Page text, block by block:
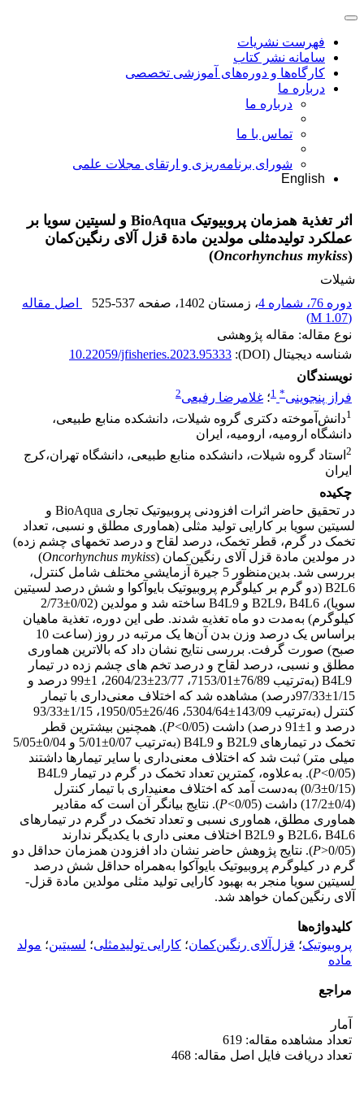
فهرست نشریات
سامانه نشر کتاب
کارگاه‌ها و دوره‌های آموزشی تخصصی
درباره ما
درباره ما
تماس با ما
شورای برنامه‌ریزی و ارتقای مجلات علمی
English
اثر تغذیة همزمان پروبیوتیک BioAqua و لسیتین سویا بر
عملکرد تولیدمثلی مولدین مادة قزل آلای رنگین‌کمان
(
Oncorhynchus mykiss
)
شیلات
دوره 76، شماره 4
، زمستان 1402 ، صفحه 525-537
اصل مقاله
(
1.07 M
)
نوع مقاله: مقاله پژوهشی
شناسه دیجیتال (DOI):
10.22059/jfisheries.2023.95333
نویسندگان
فراز پنجوینی*
1؛ غلامرضا رفیعی2
1دانش‌آموخته دکتری گروه شیلات، دانشکده منابع طبیعی،
دانشگاه ارومیه، ارومیه، ایران
2 استاد گروه شیلات، دانشکده منابع طبیعی، دانشگاه تهران،کرج
ایران
چکیده
در تحقیق حاضر اثرات افزودنی پروبیوتیک تجاری BioAqua و
لسیتین سویا بر کارایی تولید مثلی (هماوری مطلق و نسبی، تعداد
تخمک در گرم، قطر تخمک، درصد لقاح و درصد تخم­های چشم ­زده)
در مولدین مادة قزل­ آلای رنگین‌کمان (Oncorhynchus mykiss
)
بررسی شد. بدین‌منظور 5 جیرة آزمایشی مختلف شامل کنترل،
B2L6 (دو گرم بر کیلوگرم پروبیوتیک بایوآکوا و شش درصد لسیتین
سویا)، B2L9، B4L6 و B4L9 ساخته شد و مولدین (0/02±2/73
کیلوگرم) به‌مدت دو ماه تغذیه شدند. طی این دوره، تغذیة ماهیان
براساس یک درصد وزن بدن آن‌ها یک مرتبه در روز (ساعت 10
صبح) صورت گرفت. بررسی‌ نتایج نشان داد که بالاترین هماوری
مطلق و نسبی، درصد لقاح و درصد تخم ­های چشم­ زده در تیمار
B4L9 (به‌ترتیب 76/89±7153/01، 23/77±2604/23، 1±99 درصد و
1/15±97/33درصد) مشاهده شد که اختلاف معنی‌داری با تیمار
کنترل (به‌ترتیب 143/09±5304/64، 26/46±1950/05، 1/15±93/33
درصد و 1±91 درصد) داشت (0/05>
P). همچنین بیشترین قطر
تخمک در تیمارهای B2L9 و B4L9 (به‌ترتیب 0/07±5/01 و 0/04±5/05
میلی­ متر) ثبت شد که اختلاف معنی‌داری با سایر تیمارها داشتند
(0/05>
P
). به‌علاوه، کمترین تعداد تخمک در گرم در تیمار B4L9
(0/3±0/15) به‌دست آمد که اختلاف معنی­داری با تیمار کنترل
(0/4±17/2) داشت (0/05>
P). نتایج بیانگر آن است که مقادیر
هماوری مطلق، هماوری نسبی و تعداد تخمک در گرم در تیمارهای
B2L6، B4L6 و B2L9 اختلاف معنی­ داری با یکدیگر ندارند
(0/05<
P). نتایج پژوهش حاضر نشان داد افزودن همزمان حداقل دو
گرم در کیلوگرم پروبیوتیک بایوآکوا به‌همراه حداقل شش درصد
لسیتین سویا منجر به بهبود کارایی تولید مثلی مولدین مادة قزل­
آلای رنگین‌کمان خواهد شد.
کلیدواژه‌ها
پروبیوتیک؛ قزل‌آلای رنگین‌کمان؛ کارایی تولیدمثلی؛ لسیتین؛ مولد
ماده
مراجع
آمار
تعداد مشاهده مقاله: 619
تعداد دریافت فایل اصل مقاله: 468